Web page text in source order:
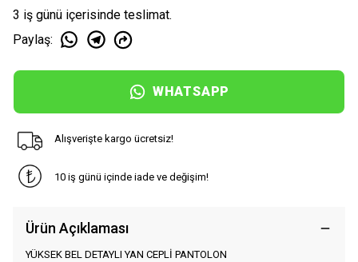
3 iş günü içerisinde teslimat.
Paylaş:
WHATSAPP
Alışverişte kargo ücretsiz!
10 iş günü içinde iade ve değişim!
Ürün Açıklaması
YÜKSEK BEL DETAYLI YAN CEPLİ PANTOLON